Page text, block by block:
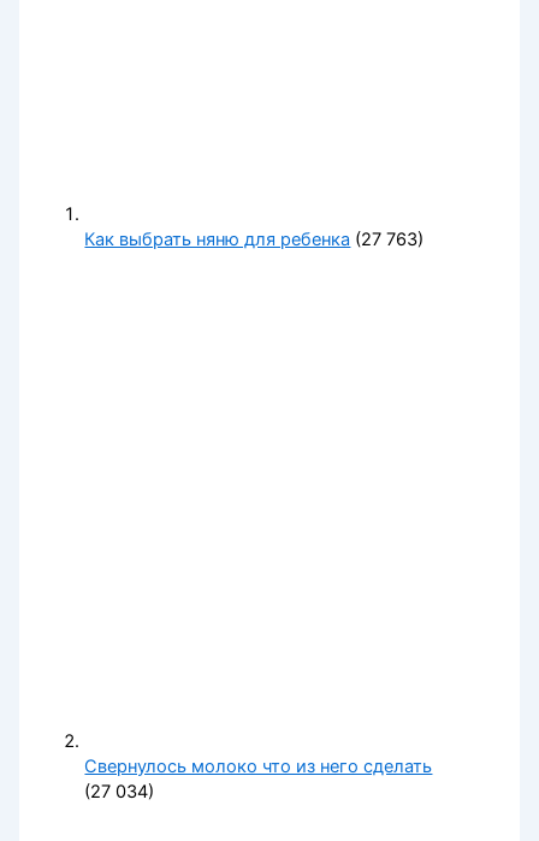
Как выбрать няню для ребенка (27 763)
Свернулось молоко что из него сделать
(27 034)